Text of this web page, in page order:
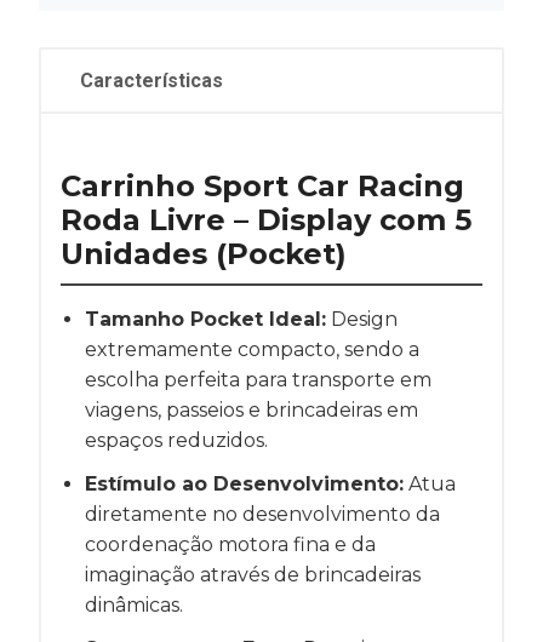
Características
Carrinho Sport Car Racing
Roda Livre – Display com 5
Unidades (Pocket)
Tamanho Pocket Ideal: Design
extremamente compacto, sendo a
escolha perfeita para transporte em
viagens, passeios e brincadeiras em
espaços reduzidos.
Estímulo ao Desenvolvimento: Atua
diretamente no desenvolvimento da
coordenação motora fina e da
imaginação através de brincadeiras
dinâmicas.